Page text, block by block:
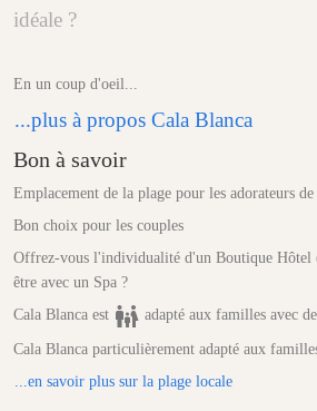
idéale ?
En un coup d'oeil...
...plus à propos Cala Blanca
Bon à savoir
Emplacement de la plage pour les adorateurs
Bon choix pour les couples
Offrez-vous l'individualité d'un Boutique Hôtel
être avec un Spa ?
Cala Blanca est
adapté aux familles avec
Cala Blanca particulièrement adapté aux
...en savoir plus sur la plage locale